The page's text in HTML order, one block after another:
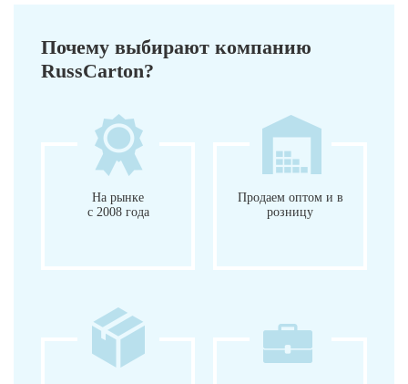
Почему выбирают компанию
RussCarton?
На рынке
с 2008 года
Продаем оптом и в
розницу